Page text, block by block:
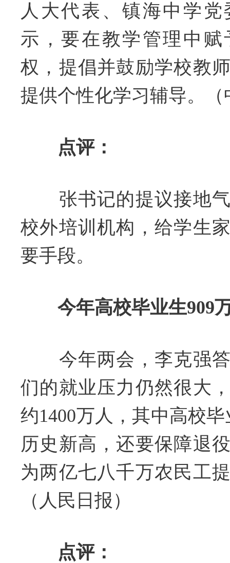
人大代表、镇海中学
示，要在教学管理中
权，提倡并鼓励学校教
提供个性化学习辅导。
点评：
张书记的提议接地气
校外培训机构，给学生
要手段。
今年高校毕业生909
今年两会，李克强答
们的就业压力仍然很大
约1400万人，其中高校
历史新高，还要保障退
为两亿七八千万农民工
（人民日报）
点评：